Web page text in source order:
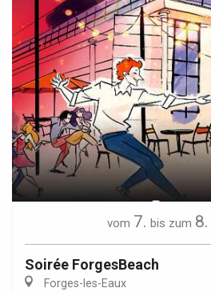
vom 7. bis zum 8.
Soirée ForgesBeach
Forges-les-Eaux